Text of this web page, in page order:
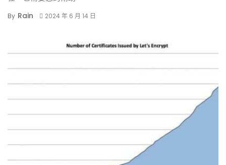
By Rain 2024 年 6 月 14 日